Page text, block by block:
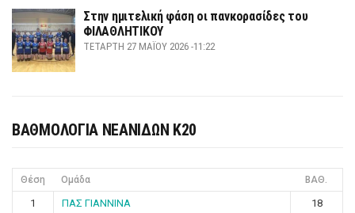
Στην ημιτελική φάση οι πανκορασίδες του
ΦΙΛΑΘΛΗΤΙΚΟΥ
ΤΕΤΆΡΤΗ 27 ΜΑΪ́ΟΥ 2026 -11:22
ΒΑΘΜΟΛΟΓΙΑ ΝΕΑΝΙΔΩΝ Κ20
Θέση Ομάδα ΒΑΘ.
1 ΠΑΣ ΓΙΑΝΝΙΝΑ
18